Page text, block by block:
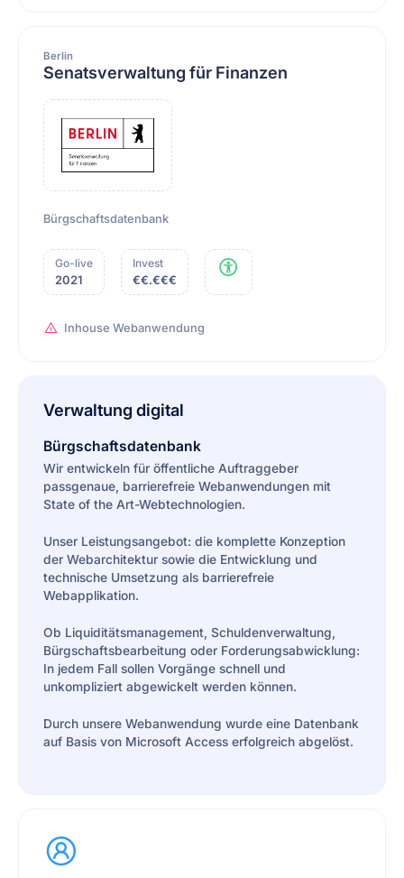
Berlin
Senatsverwaltung für Finanzen
Bürgschaftsdatenbank
Go-live
2021
Invest
€€.€€€
Inhouse Webanwendung
Verwaltung digital
Bürgschaftsdatenbank
Wir entwickeln für öffentliche Auftraggeber
passgenaue, barrierefreie Webanwendungen mit
State of the Art-Webtechnologien.
Unser Leistungsangebot: die komplette Konzeption
der Webarchitektur sowie die Entwicklung und
technische Umsetzung als barrierefreie
Webapplikation.
Ob Liquiditätsmanagement, Schuldenverwaltung,
Bürgschaftsbearbeitung oder Forderungsabwicklung:
In jedem Fall sollen Vorgänge schnell und
unkompliziert abgewickelt werden können.
Durch unsere Webanwendung wurde eine Datenbank
auf Basis von Microsoft Access erfolgreich abgelöst.